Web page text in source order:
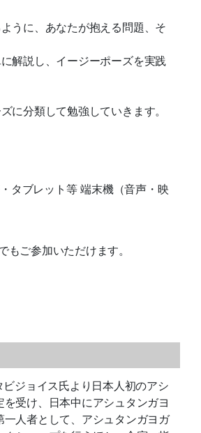
うに、あなたが抱える問題、そ
解説し、イージーポーズを実践
に分類して勉強していきます。
タブレット等 端末機（音声・映
ご参加いただけます。
ジョイス氏より日本人初のアシ
受け、日本中にアシュタンガヨ
人者として、アシュタンガヨガ